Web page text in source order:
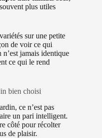
plus utiles
sur une petite
de voir ce qui
jamais identique
ce qui le rend
bien choisi
ce n’est pas
un pari intelligent.
côté pour récolter
de plaisir.